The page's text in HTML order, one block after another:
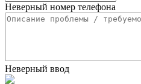
Неверный номер телефона
Неверный ввод